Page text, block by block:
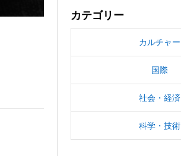
カテゴリー
カルチャー
国際
社会・経済
科学・技術